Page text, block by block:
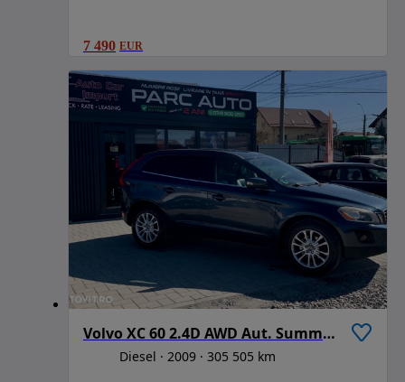
7 490 EUR
Volvo XC 60 2.4D AWD Aut. Summum
Diesel 2009 305 505 km